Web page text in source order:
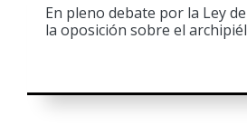
En pleno debate por la Ley
la oposición sobre el